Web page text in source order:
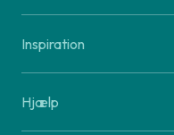
Inspiration
Hjælp